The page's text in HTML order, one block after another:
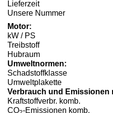
Lieferzeit
Unsere Nummer
Motor:
kW / PS
Treibstoff
Hubraum
Umweltnormen:
Schadstoffklasse
Umweltplakette
Verbrauch und Emissionen
Kraftstoffverbr. komb.
CO -Emissionen komb.